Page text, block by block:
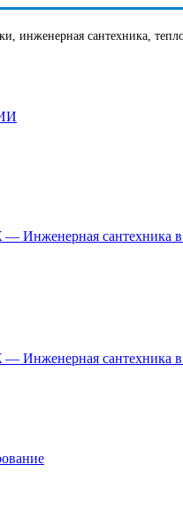
инженерная сантехника,